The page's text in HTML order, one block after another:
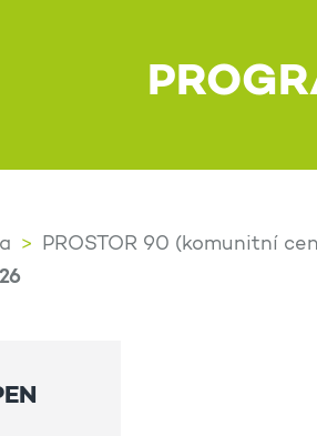
PROSTOR 90 (komunitní